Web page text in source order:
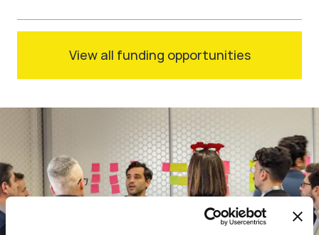
View all funding opportunities